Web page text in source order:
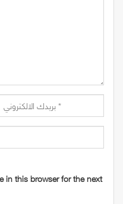
in this browser for the next